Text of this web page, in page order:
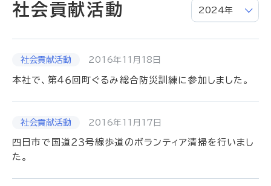
社会貢献活動
2016年11月18日
本社で、第４６回町ぐるみ総合防災訓練に参加しました。
2016年11月17日
四日市で国道２３号線歩道のボランティア清掃を行いまし
た。